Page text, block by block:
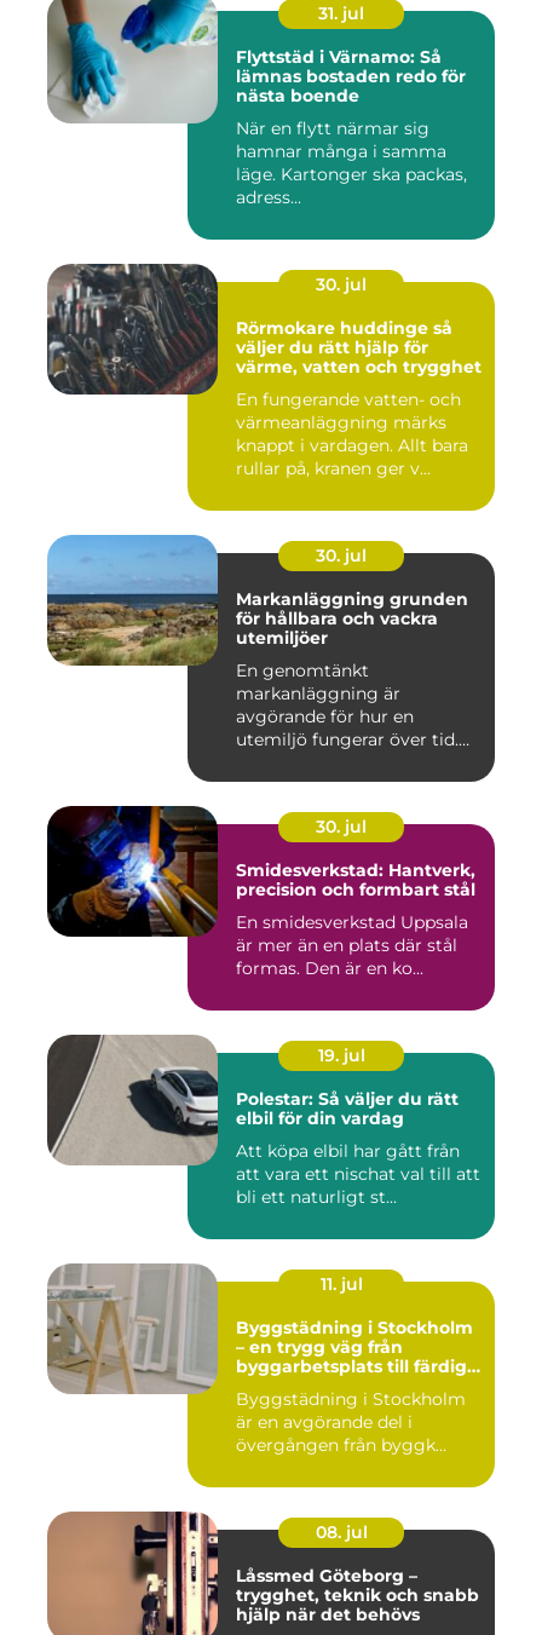
31. jul
Flyttstäd i Värnamo: Så
lämnas bostaden redo för
nästa boende
När en flytt närmar sig
hamnar många i samma
läge. Kartonger ska packas,
adress...
30. jul
Rörmokare huddinge så
väljer du rätt hjälp för
värme, vatten och trygghet
En fungerande vatten- och
värmeanläggning märks
knappt i vardagen. Allt bara
rullar på, kranen ger v...
30. jul
Markanläggning grunden
för hållbara och vackra
utemiljöer
En genomtänkt
markanläggning är
avgörande för hur en
utemiljö fungerar över tid.
30. jul
Smidesverkstad: Hantverk,
precision och formbart stål
En smidesverkstad Uppsala
är mer än en plats där stål
formas. Den är en ko...
19. jul
Polestar: Så väljer du rätt
elbil för din vardag
Att köpa elbil har gått från
att vara ett nischat val till att
bli ett naturligt st...
11. jul
Byggstädning i Stockholm
– en trygg väg från
byggarbetsplats till färdig
Byggstädning i Stockholm
är en avgörande del i
övergången från byggk...
08. jul
Låssmed Göteborg –
trygghet, teknik och snabb
hjälp när det behövs